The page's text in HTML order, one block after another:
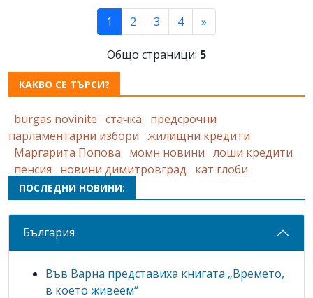
1 (current)
2 3 4 »
Общо страници: 5
КАКВО СЕ ТЪРСИ?
burgas novinite стачка
предсрочни
парламентарни избори жилищни кредити
Маргарита Попова
момн новини лоши кредити
пенсия
новини димитровград кат глоби
ПОСЛЕДНИ НОВИНИ:
България
Във Варна представиха книгата „Времето,
в което живеем“